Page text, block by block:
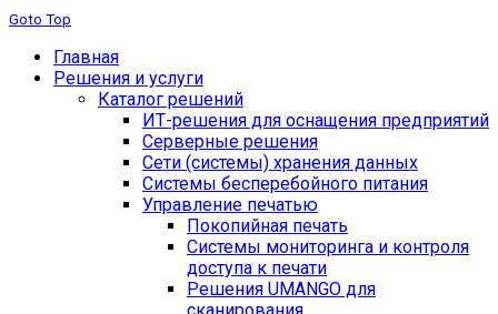
Goto Top
Главная
Решения и услуги
Каталог решений
ИТ-решения для оснащения предприятий
Серверные решения
Сети (системы) хранения данных
Системы бесперебойного питания
Управление печатью
Покопийная печать
Системы мониторинга и контроля
доступа к печати
Решения UMANGO для
сканирования